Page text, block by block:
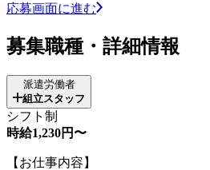
応募画面に進む
募集職種・詳細情報
派遣労働者
組立スタッフ
シフト制
時給1,230円〜
【お仕事内容】